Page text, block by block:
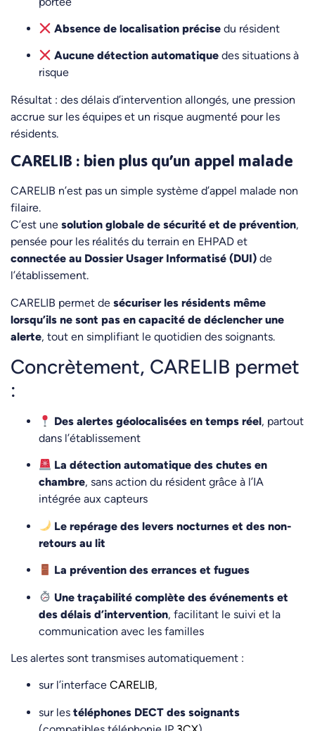
Absence de localisation précise du résident
Aucune détection automatique des situations à
risque
Résultat : des délais d’intervention allongés, une pression
accrue sur les équipes et un risque augmenté pour les
résidents.
CARELIB : bien plus qu’un appel malade
CARELIB n’est pas un simple système d’appel malade non
filaire.
C’est une solution globale de sécurité et de prévention,
pensée pour les réalités du terrain en EHPAD et
connectée au Dossier Usager Informatisé (DUI) de
l’établissement.
CARELIB permet de sécuriser les résidents même
lorsqu’ils ne sont pas en capacité de déclencher une
alerte, tout en simplifiant le quotidien des soignants.
Concrètement, CARELIB permet
:
Des alertes géolocalisées en temps réel, partout
dans l’établissement
La détection automatique des chutes en
chambre, sans action du résident grâce à l’IA
intégrée aux capteurs
Le repérage des levers nocturnes et des non-
retours au lit
La prévention des errances et fugues
Une traçabilité complète des événements et
des délais d’intervention, facilitant le suivi et la
communication avec les familles
Les alertes sont transmises automatiquement :
sur l’interface CARELIB,
sur les téléphones DECT des soignants